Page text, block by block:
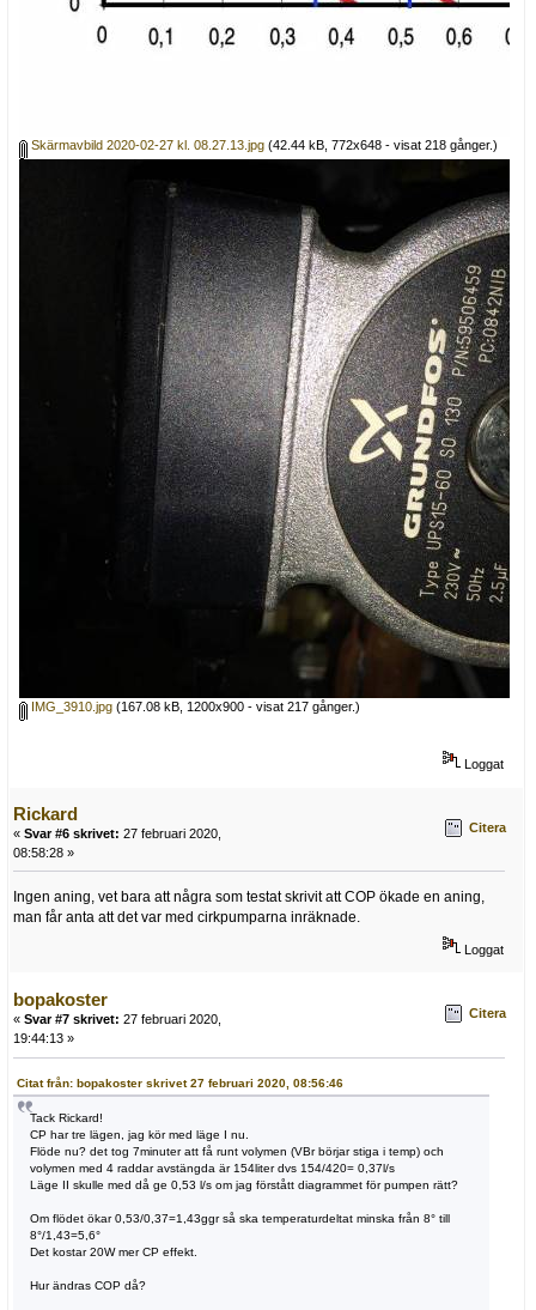
Skärmavbild 2020-02-27 kl. 08.27.13.jpg (42.44 kB, 772x648 - visat 218 gånger.)
IMG_3910.jpg (167.08 kB, 1200x900 - visat 217 gånger.)
Loggat
Rickard
« Svar #6 skrivet: 27 februari 2020,
08:58:28 »
Citera
Ingen aning, vet bara att några som testat skrivit att COP ökade en aning,
man får anta att det var med cirkpumparna inräknade.
Loggat
bopakoster
« Svar #7 skrivet: 27 februari 2020,
19:44:13 »
Citera
Citat från: bopakoster skrivet 27 februari 2020, 08:56:46
Tack Rickard!
CP har tre lägen, jag kör med läge I nu.
Flöde nu? det tog 7minuter att få runt volymen (VBr börjar stiga i temp) och
volymen med 4 raddar avstängda är 154liter dvs 154/420= 0,37l/s
Läge II skulle med då ge 0,53 l/s om jag förstått diagrammet för pumpen rätt?
Om flödet ökar 0,53/0,37=1,43ggr så ska temperaturdeltat minska från 8° till
8°/1,43=5,6°
Det kostar 20W mer CP effekt.
Hur ändras COP då?